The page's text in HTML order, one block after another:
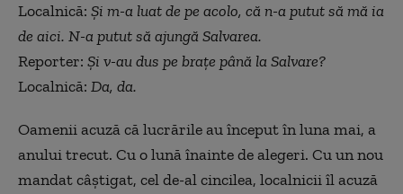
Localnică: Și m-a luat de pe acolo, că n-a putut să mă ia
de aici. N-a putut să ajungă Salvarea.
Reporter: Și v-au dus pe brațe până la Salvare?
Localnică: Da, da.
Oamenii acuză că lucrările au început în luna mai, a
anului trecut. Cu o lună înainte de alegeri. Cu un nou
mandat câștigat, cel de-al cincilea, localnicii îl acuză